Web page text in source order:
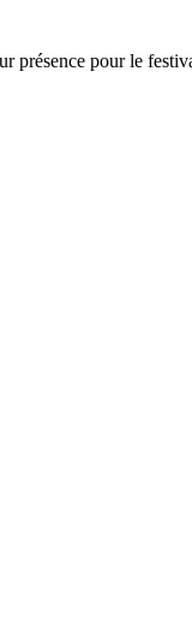
présence pour le